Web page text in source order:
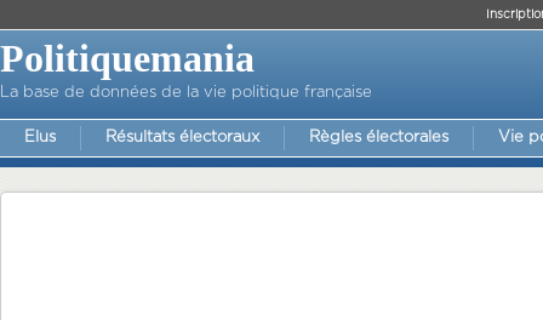
Politiquemania
La base de données de la vie politique française
Elus Résultats électoraux Règles électorales Vie